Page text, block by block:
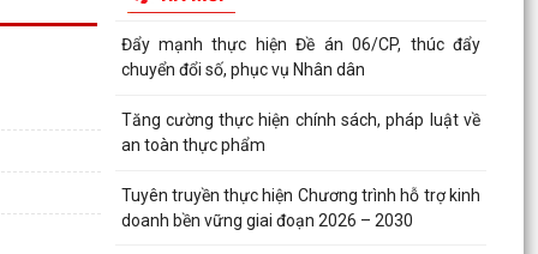
Đẩy mạnh thực hiện Đề án 06/CP, thúc đẩy
chuyển đổi số, phục vụ Nhân dân
Tăng cường thực hiện chính sách, pháp luật về
an toàn thực phẩm
Tuyên truyền thực hiện Chương trình hỗ trợ kinh
doanh bền vững giai đoạn 2026 – 2030